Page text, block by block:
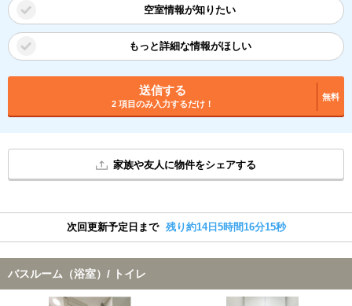
空室情報が知りたい
もっと詳細な情報がほしい
送信する
2 項目のみ入力するだけ！
無料
家族や友人に物件をシェアする
次回更新予定日まで 残り約14日5時間16分15秒
バスルーム（浴室）/ トイレ